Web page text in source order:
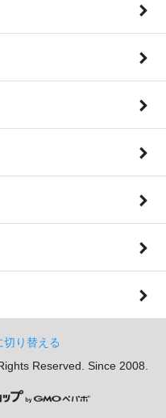
切り替える
Reserved. Since 2008.